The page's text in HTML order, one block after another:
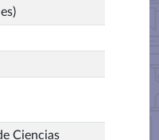
Ciencias